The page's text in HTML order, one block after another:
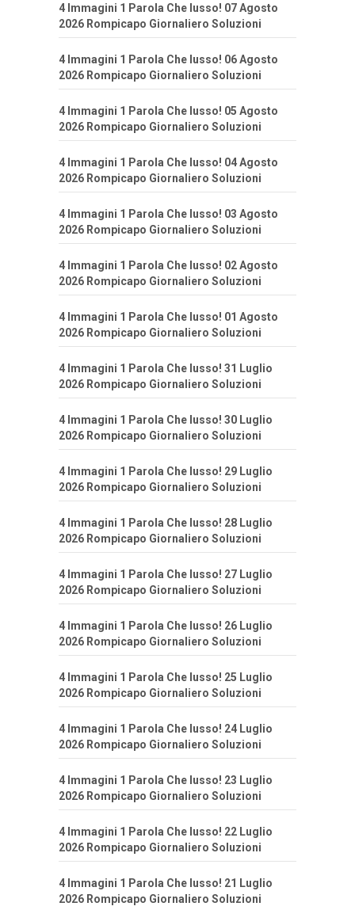
4 Immagini 1 Parola Che lusso! 07 Agosto
2026 Rompicapo Giornaliero Soluzioni
4 Immagini 1 Parola Che lusso! 06 Agosto
2026 Rompicapo Giornaliero Soluzioni
4 Immagini 1 Parola Che lusso! 05 Agosto
2026 Rompicapo Giornaliero Soluzioni
4 Immagini 1 Parola Che lusso! 04 Agosto
2026 Rompicapo Giornaliero Soluzioni
4 Immagini 1 Parola Che lusso! 03 Agosto
2026 Rompicapo Giornaliero Soluzioni
4 Immagini 1 Parola Che lusso! 02 Agosto
2026 Rompicapo Giornaliero Soluzioni
4 Immagini 1 Parola Che lusso! 01 Agosto
2026 Rompicapo Giornaliero Soluzioni
4 Immagini 1 Parola Che lusso! 31 Luglio
2026 Rompicapo Giornaliero Soluzioni
4 Immagini 1 Parola Che lusso! 30 Luglio
2026 Rompicapo Giornaliero Soluzioni
4 Immagini 1 Parola Che lusso! 29 Luglio
2026 Rompicapo Giornaliero Soluzioni
4 Immagini 1 Parola Che lusso! 28 Luglio
2026 Rompicapo Giornaliero Soluzioni
4 Immagini 1 Parola Che lusso! 27 Luglio
2026 Rompicapo Giornaliero Soluzioni
4 Immagini 1 Parola Che lusso! 26 Luglio
2026 Rompicapo Giornaliero Soluzioni
4 Immagini 1 Parola Che lusso! 25 Luglio
2026 Rompicapo Giornaliero Soluzioni
4 Immagini 1 Parola Che lusso! 24 Luglio
2026 Rompicapo Giornaliero Soluzioni
4 Immagini 1 Parola Che lusso! 23 Luglio
2026 Rompicapo Giornaliero Soluzioni
4 Immagini 1 Parola Che lusso! 22 Luglio
2026 Rompicapo Giornaliero Soluzioni
4 Immagini 1 Parola Che lusso! 21 Luglio
2026 Rompicapo Giornaliero Soluzioni